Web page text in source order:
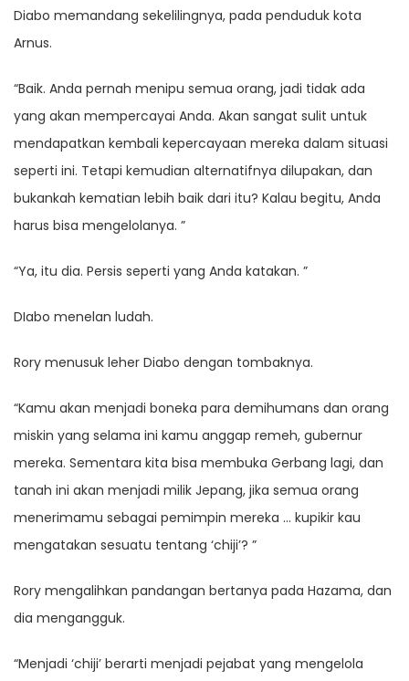
Diabo memandang sekelilingnya, pada penduduk kota
Arnus.
“Baik. Anda pernah menipu semua orang, jadi tidak ada
yang akan mempercayai Anda. Akan sangat sulit untuk
mendapatkan kembali kepercayaan mereka dalam situasi
seperti ini. Tetapi kemudian alternatifnya dilupakan, dan
bukankah kematian lebih baik dari itu? Kalau begitu, Anda
harus bisa mengelolanya. ”
“Ya, itu dia. Persis seperti yang Anda katakan. ”
DIabo menelan ludah.
Rory menusuk leher Diabo dengan tombaknya.
“Kamu akan menjadi boneka para demihumans dan orang
miskin yang selama ini kamu anggap remeh, gubernur
mereka. Sementara kita bisa membuka Gerbang lagi, dan
tanah ini akan menjadi milik Jepang, jika semua orang
menerimamu sebagai pemimpin mereka … kupikir kau
mengatakan sesuatu tentang ‘chiji’? ”
Rory mengalihkan pandangan bertanya pada Hazama, dan
dia mengangguk.
“Menjadi ‘chiji’ berarti menjadi pejabat yang mengelola